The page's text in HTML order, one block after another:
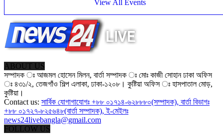
View All Events
ABOUT US
সম্পাদক ঃ আজমল হোসেন মিলন, বার্তা সম্পাদক ঃ মোঃ কাজী সোহান ঢাকা অফিস
ঃ ৪৩১/২, তেজগাঁও শিল্প এলাকা, ঢাকা-১২০৮। কুষ্টিয়া অফিস ঃ হাসপাতাল মোড়,
কুষ্টিয়া।
Contact us: সার্বিক যোগাগাযোগঃ +৮৮ ০১৭১৪-৬২৮৮৮০(সম্পাদক), বার্তা বিভাগঃ
+৮৮ ০১৭২৭-৮২৫৬৪৮(বার্তা সম্পাদক), ই-মেইলঃ
news24livebangla@gmail.com
FOLLOW US